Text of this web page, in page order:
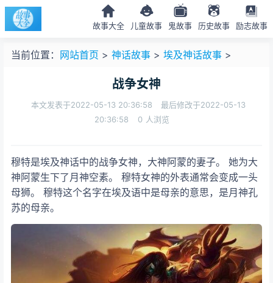
故事大全 儿童故事 鬼故事 历史故事 励志故事
当前位置： 网站首页 > 神话故事 > 埃及神话故事 >
战争女神
本文发表于2022-05-13 20:36:58
最后修改于2022-05-13
20:36:58
0 人浏览
穆特是埃及神话中的战争女神，大神阿蒙的妻子。 她为大
神阿蒙生下了月神空素。 穆特女神的外表通常会变成一头
母狮。 穆特这个名字在埃及语中是母亲的意思，是月神孔
苏的母亲。